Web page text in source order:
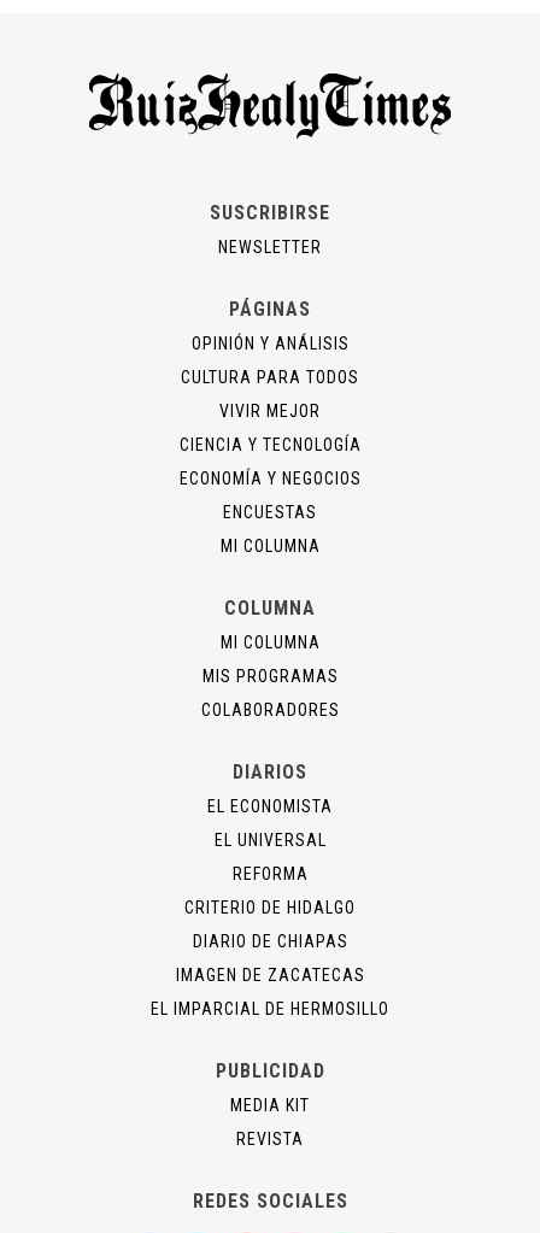
SUSCRIBIRSE
NEWSLETTER
PÁGINAS
OPINIÓN Y ANÁLISIS
CULTURA PARA TODOS
VIVIR MEJOR
CIENCIA Y TECNOLOGÍA
ECONOMÍA Y NEGOCIOS
ENCUESTAS
MI COLUMNA
COLUMNA
MI COLUMNA
MIS PROGRAMAS
COLABORADORES
DIARIOS
EL ECONOMISTA
EL UNIVERSAL
REFORMA
CRITERIO DE HIDALGO
DIARIO DE CHIAPAS
IMAGEN DE ZACATECAS
EL IMPARCIAL DE HERMOSILLO
PUBLICIDAD
MEDIA KIT
REVISTA
REDES SOCIALES